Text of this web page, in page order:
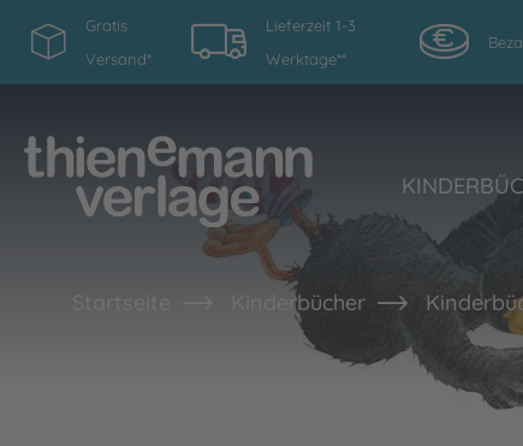
Gratis
Versand*
Lieferzeit 1-3
Werktage**
Kinderbücher